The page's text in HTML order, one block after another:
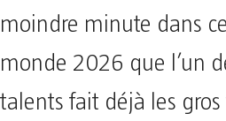
moindre minute dans
monde 2026 que l’un
talents fait déjà les gros